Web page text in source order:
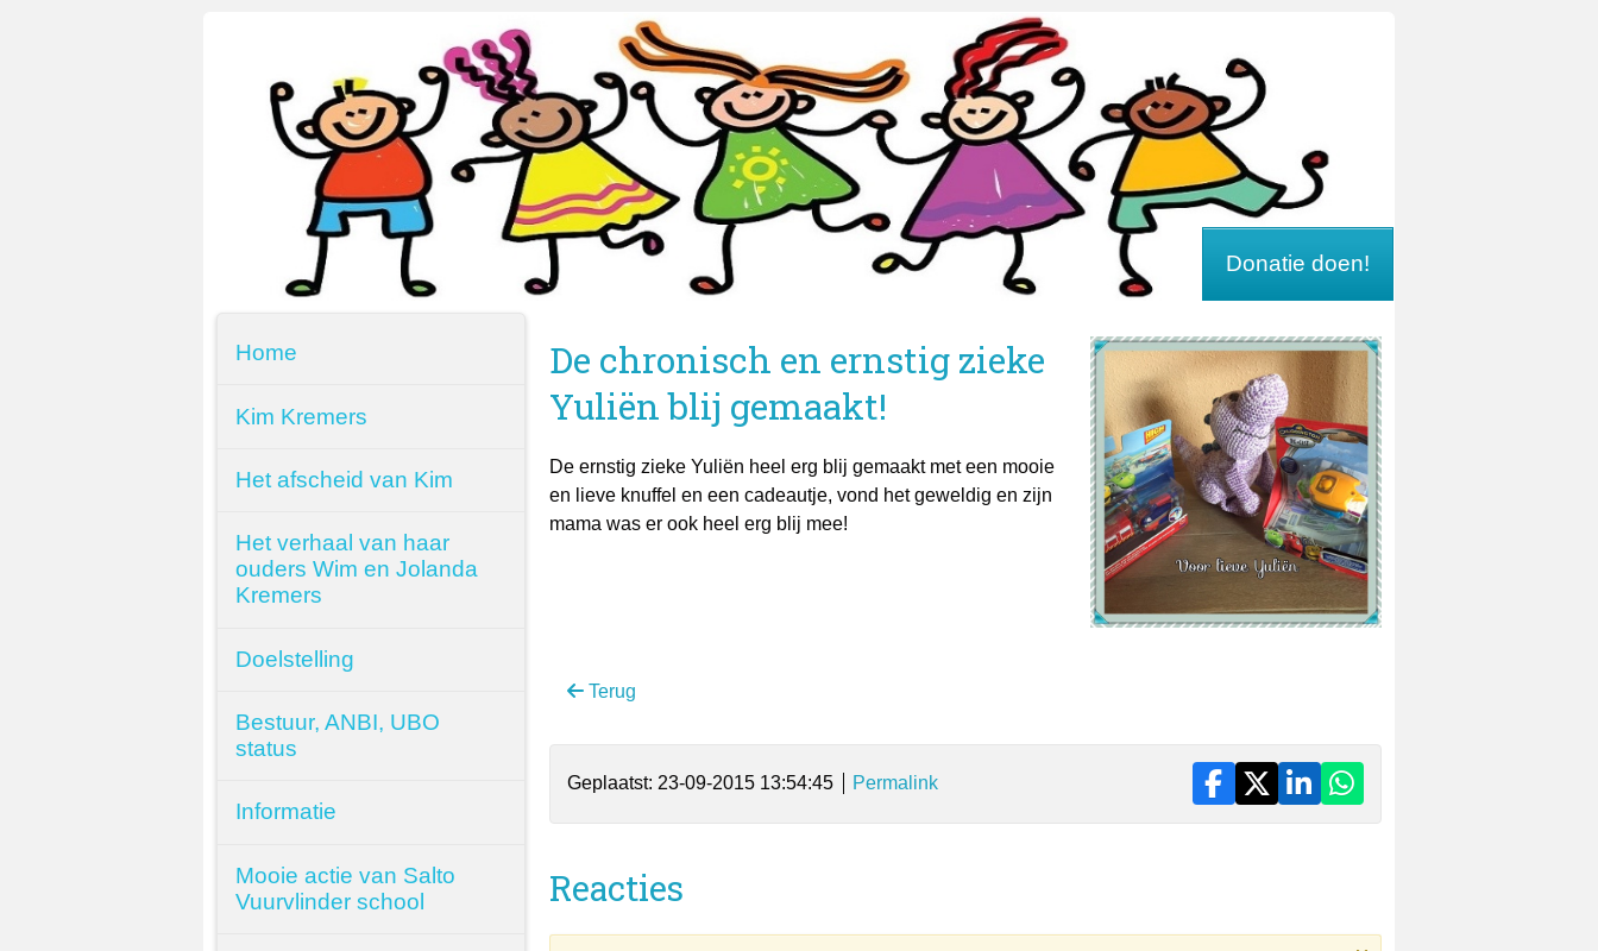
Donatie doen!
De chronisch en ernstig zieke
Yuliën blij gemaakt!
De ernstig zieke Yuliën heel erg blij gemaakt met een mooie
en lieve knuffel en een cadeautje, vond het geweldig en zijn
mama was er ook heel erg blij mee!
Terug
Geplaatst: 23-09-2015 13:54:45 Permalink
Reacties
Home
Kim Kremers
Het afscheid van Kim
Het verhaal van haar
ouders Wim en Jolanda
Kremers
Doelstelling
Bestuur, ANBI, UBO
status
Informatie
Mooie actie van Salto
Vuurvlinder school